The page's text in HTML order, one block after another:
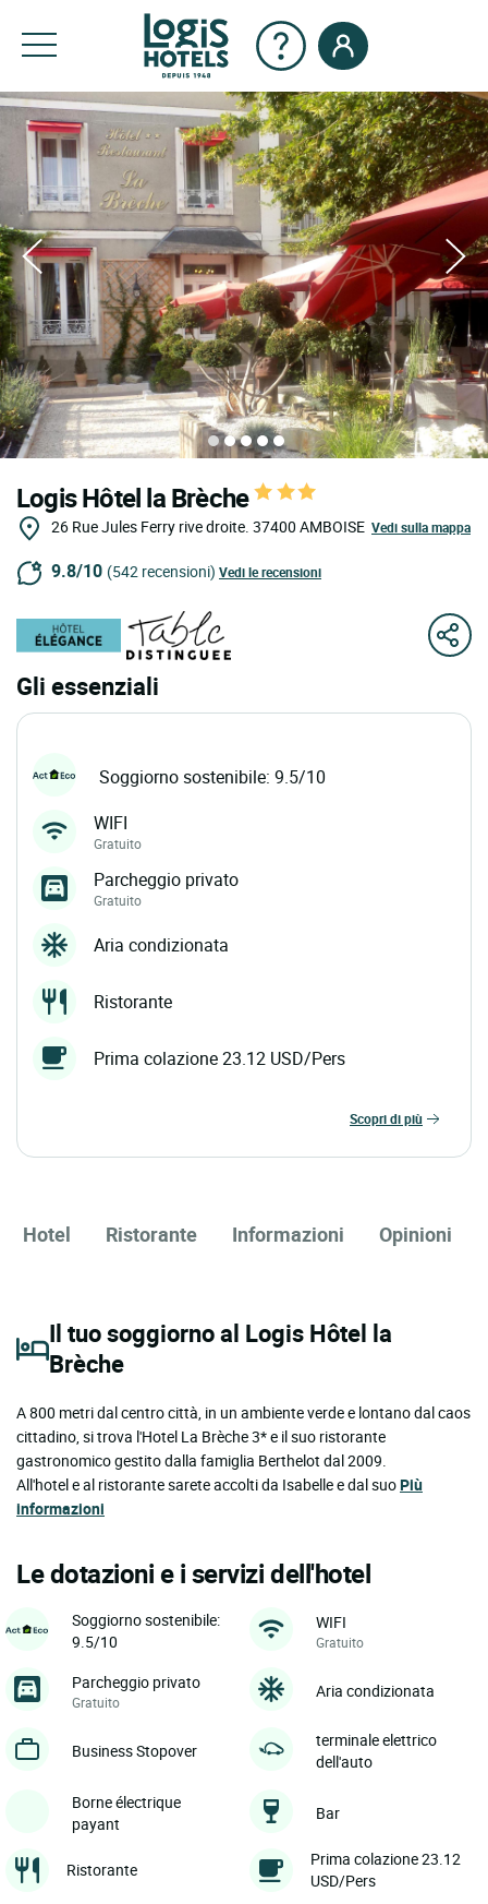
Logis Hôtel la Brèche
26 Rue Jules Ferry rive droite. 37400 AMBOISE Vedi sulla mappa
9.8/10 (542 recensioni) Vedi le recensioni
Gli essenziali
Soggiorno sostenibile: 9.5/10
WIFI
Gratuito
Parcheggio privato
Gratuito
Aria condizionata
Ristorante
Prima colazione 23.12 USD/Pers
scopri di più
Hotel Ristorante Informazioni Opinioni
Il tuo soggiorno al Logis Hôtel la
Brèche
A 800 metri dal centro città, in un ambiente verde e lontano dal caos
cittadino, si trova l'Hotel La Brèche 3* e il suo ristorante
gastronomico gestito dalla famiglia Berthelot dal 2009.
All'hotel e al ristorante sarete accolti da Isabelle e dal suoPiù
informazioni
Le dotazioni e i servizi dell'hotel
Soggiorno sostenibile:
9.5/10
WIFI
Gratuito
Parcheggio privato
Gratuito
Aria condizionata
Business Stopover
terminale elettrico
dell'auto
Borne électrique
payant
Bar
Ristorante
Prima colazione 23.12
USD/Pers